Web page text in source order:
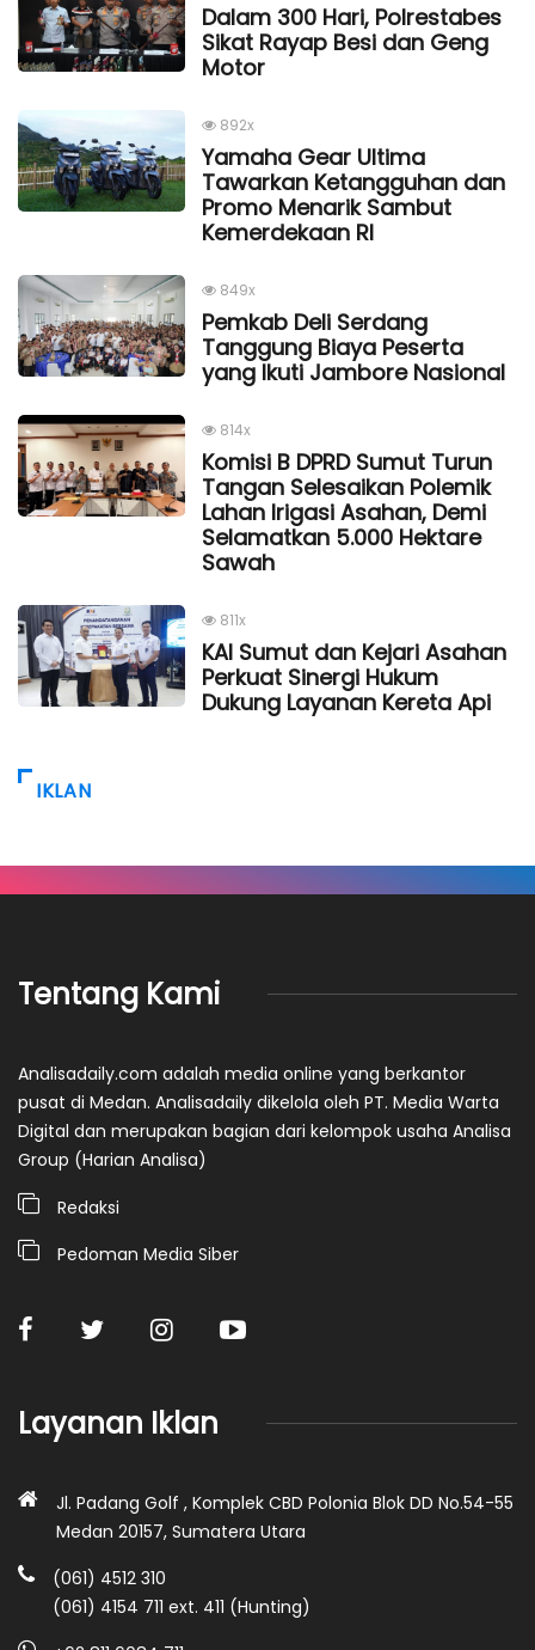
Dalam 300 Hari, Polrestabes
Sikat Rayap Besi dan Geng
Motor
892x
Yamaha Gear Ultima
Tawarkan Ketangguhan dan
Promo Menarik Sambut
Kemerdekaan Rl
849x
Pemkab Deli Serdang
Tanggung Biaya Peserta
yang Ikuti Jambore Nasional
814x
Komisi B DPRD Sumut Turun
Tangan Selesaikan Polemik
Lahan Irigasi Asahan, Demi
Selamatkan 5.000 Hektare
Sawah
811x
KAI Sumut dan Kejari Asahan
Perkuat Sinergi Hukum
Dukung Layanan Kereta Api
IKLAN
Tentang Kami
Analisadaily.com adalah media online yang berkantor
pusat di Medan. Analisadaily dikelola oleh PT. Media Warta
Digital dan merupakan bagian dari kelompok usaha Analisa
Group (Harian Analisa)
Redaksi
Pedoman Media Siber
Layanan Iklan
Jl. Padang Golf , Komplek CBD Polonia Blok DD No.54-55
Medan 20157, Sumatera Utara
(061) 4512 310
(061) 4154 711 ext. 411 (Hunting)